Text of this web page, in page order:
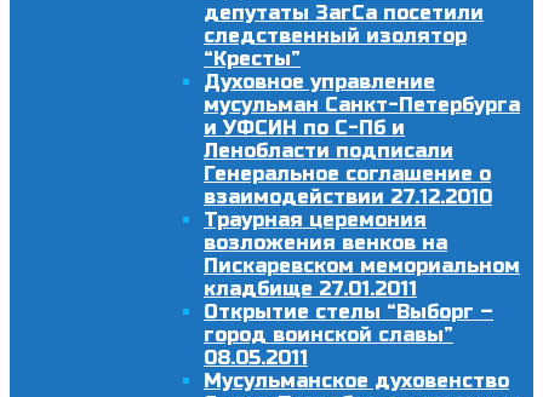
депутаты ЗагСа посетили
следственный изолятор
“Кресты”
Духовное управление
мусульман Санкт-Петербурга
и УФСИН по С-Пб и
Ленобласти подписали
Генеральное соглашение о
взаимодействии 27.12.2010
Траурная церемония
возложения венков на
Пискаревском мемориальном
кладбище 27.01.2011
Открытие стелы “Выборг –
город воинской славы”
08.05.2011
Мусульманское духовенство